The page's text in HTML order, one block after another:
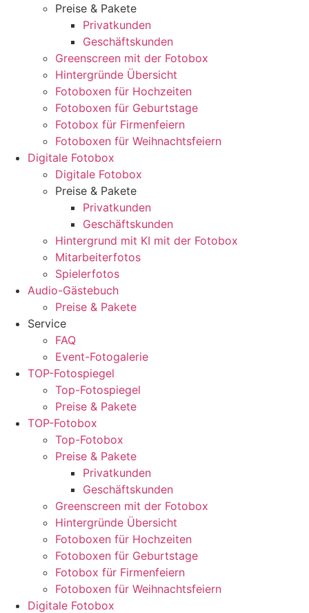
Preise & Pakete
Privatkunden
Geschäftskunden
Greenscreen mit der Fotobox
Hintergründe Übersicht
Fotoboxen für Hochzeiten
Fotoboxen für Geburtstage
Fotobox für Firmenfeiern
Fotoboxen für Weihnachtsfeiern
Digitale Fotobox
Digitale Fotobox
Preise & Pakete
Privatkunden
Geschäftskunden
Hintergrund mit KI mit der Fotobox
Mitarbeiterfotos
Spielerfotos
Audio-Gästebuch
Preise & Pakete
Service
FAQ
Event-Fotogalerie
TOP-Fotospiegel
Top-Fotospiegel
Preise & Pakete
TOP-Fotobox
Top-Fotobox
Preise & Pakete
Privatkunden
Geschäftskunden
Greenscreen mit der Fotobox
Hintergründe Übersicht
Fotoboxen für Hochzeiten
Fotoboxen für Geburtstage
Fotobox für Firmenfeiern
Fotoboxen für Weihnachtsfeiern
Digitale Fotobox